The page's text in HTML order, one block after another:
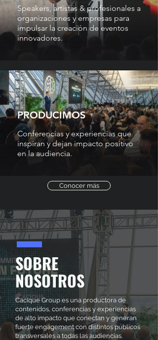
Speakers, artistas & profesionales a
organizaciones y empresas para
impulsar la creación de eventos
innovadores.
PRODUCIMOS
Conferencias y experiencias que
inspiran y dejan impacto positivo
en la audiencia.
Conocer más
SOBRE
NOSOTROS
Cacique Group es una productora de
contenidos, conferencias y experiencias
de alto impacto que conectan y generan
fuerte engagement con distintos públicos
transversales a todas las audiencias.